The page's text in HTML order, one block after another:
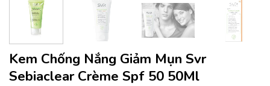
Kem Chống Nắng Giảm Mụn Svr
Sebiaclear Crème Spf 50 50Ml